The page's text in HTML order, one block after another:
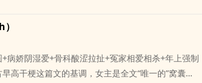
贤这么说，童宜突然觉得自己那些骂人的话还是不
支吾吾的，林慰贤虽然不爽但还是好脾气的问了一
来的，还有顾巍州和谈煜少爷。”?“靠！”林慰贤感觉
钟的事了。?“哦~~都来了，你准备怎么说呢。”看似
占有欲狂魔1号】1v1双处，无女二但有男二，楼上那
系列+111111】—————防钢筋tips：不是想不到
、甜甜、恬恬’这种娇妻叠字名，禁止在我这发癫，
架，但不可以无端judge我吵架，以上已解释。
亮学习好性格好事业好。可惜“男人缘”不好，不是
只图人的男人的确如过江之鲫，可她是老古板父母
“一辈子两人三餐四季”；薛宜活了26年就谈过两个
角色。分手了也不让她好过，上赶着倒贴、给她添
病娇阴湿爱+骨科酸涩拉扯+冤家相爱相杀+年上强制
高干梗这篇文的基调，女主是全文“唯一的”窝囊废